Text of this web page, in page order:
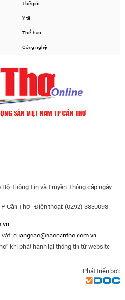
Thế giới
Y tế
Thể thao
Công nghệ
Thông Tin và Truyền Thông cấp ngày
Cần Thơ - Điện thoại: (0292) 3830098 -
vặt: quangcao@baocantho.com.vn
khi phát hành lại thông tin từ website
Phát triển bởi: